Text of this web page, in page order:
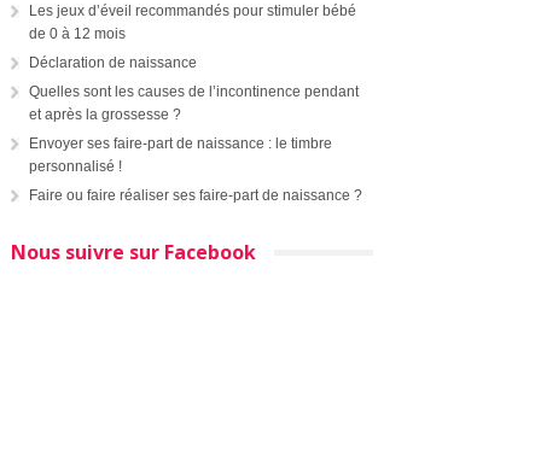
Les jeux d’éveil recommandés pour stimuler bébé
de 0 à 12 mois
Déclaration de naissance
Quelles sont les causes de l’incontinence pendant
et après la grossesse ?
Envoyer ses faire-part de naissance : le timbre
personnalisé !
Faire ou faire réaliser ses faire-part de naissance ?
Nous suivre sur Facebook